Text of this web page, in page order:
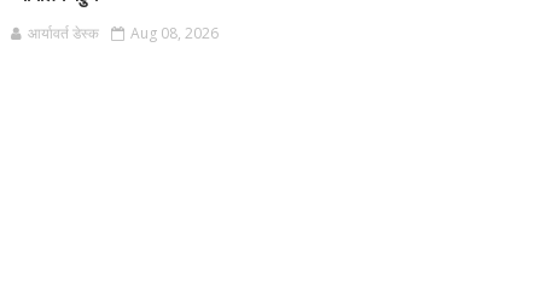
आर्यावर्त डेस्क Aug 08, 2026